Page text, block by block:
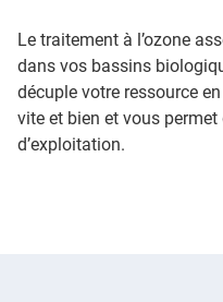
Le traitement à l’ozone
dans vos bassins
décuple votre ressource
vite et bien et vous
d’exploitation.